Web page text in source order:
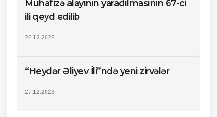
Mühafizə alayının yaradılmasının 67-ci
ili qeyd edilib
26.12.2023
“Heydər Əliyev İli”ndə yeni zirvələr
27.12.2023